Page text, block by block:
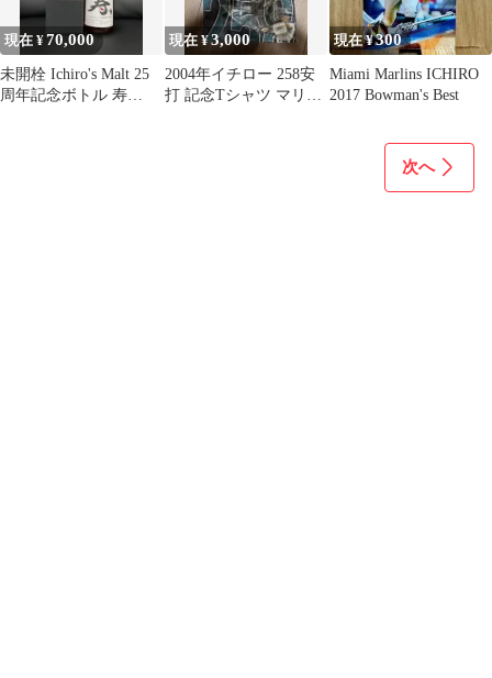
現在 ¥70,000
未開栓 Ichiro's Malt 25
周年記念ボトル 寿
現在 ¥3,000
2004年イチロー 258安
打 記念Tシャツ マリナ
現在 ¥300
Miami Marlins ICHIRO
2017 Bowman's Best
次へ